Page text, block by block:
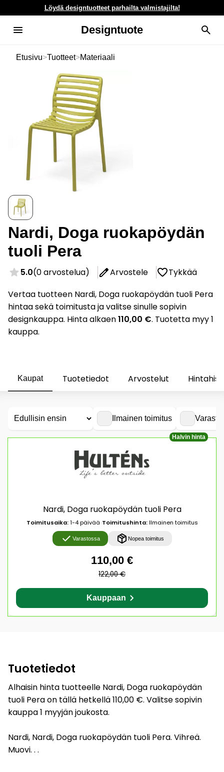
Löydä designtuotteet parhailta valmistajilta!
Designtuote
Etusivu>Tuotteet>Materiaali
Nardi, Doga ruokapöydän
tuoli Pera
5.0(0 arvostelua) Arvostele
Tykkää
Vertaa tuotteen Nardi, Doga ruokapöydän tuoli Pera
hintaa sekä toimitusta ja valitse sinulle sopivin
designkauppa. Hinta alkaen110,00 €. Tuotetta myy 1
kauppa.
Kaupat Tuotetiedot Arvostelut
Ilmainen toimitus
Halvin hinta
Nardi, Doga ruokapöydän tuoli Pera
Toimitusaika:1-4 päivää Toimitushinta:Ilmainen toimitus
Varastossa Nopea toimitus
110,00 €
122,00 €
Kauppaan
Tuotetiedot
Alhaisin hinta tuotteelle Nardi, Doga ruokapöydän
tuoli Pera on tällä hetkellä 110,00 €. Valitse sopivin
kauppa 1 myyjän joukosta.
Nardi, Nardi, Doga ruokapöydän tuoli Pera. Vihreä.
Muovi. . .